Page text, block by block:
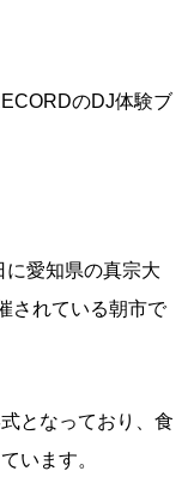
のDJ体験ブ
愛知県の真宗大
されている朝市で
となっており、食
います。